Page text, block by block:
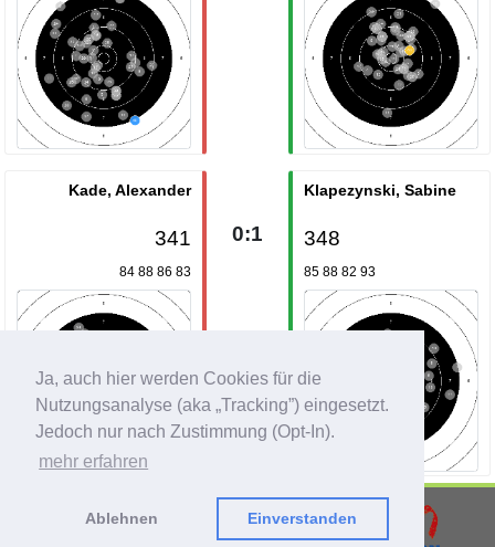
Ja, auch hier werden Cookies für die
Nutzungsanalyse (aka „Tracking”) eingesetzt.
Jedoch nur nach Zustimmung (Opt-In).
mehr erfahren
Ablehnen Einverstanden
Kade, Alexander
84 88 86 83
341 0:1
Klapezynski, Sabine
348
85 88 82 93